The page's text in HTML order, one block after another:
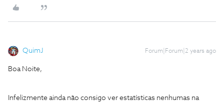
QuimJ Forum|Forum|2 years ago
Boa Noite,
Infelizmente ainda não consigo ver estatísticas nenhumas na